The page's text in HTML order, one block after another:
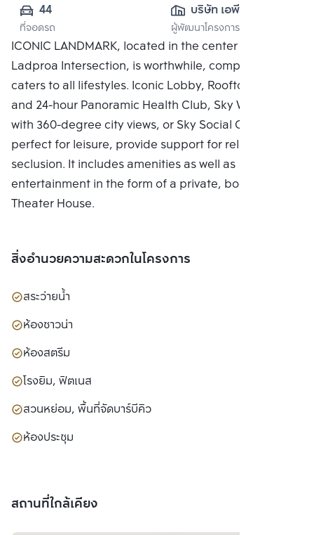
44
ที่จอดรถ
บริษัท เอพี (รัช
โยธิน) จำกัด
ผู้พัฒนาโครงการ
ICONIC LANDMARK, located in the center of the
Ladproa Intersection, is worthwhile, complete, and
caters to all lifestyles. Iconic Lobby, Rooftop Facilities
and 24-hour Panoramic Health Club, Sky Work Space
with 360-degree city views, or Sky Social Club,
perfect for leisure, provide support for relaxing in
seclusion. It includes amenities as well as
entertainment in the form of a private, bookable
Theater House.
สิ่งอำนวยความสะดวกในโครงการ
สระว่ายน้ำ
ห้องซาวน่า
ห้องสตรีม
โรงยิม, ฟิตเนส
สวนหย่อม, พื้นที่จัดบาร์บีคิว
ห้องประชุม
สถานที่ใกล้เคียง